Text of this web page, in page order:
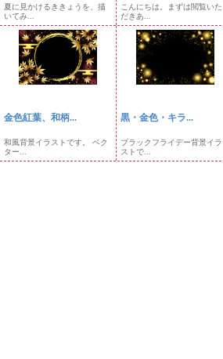
夏に見かけるききょうを、描
いてみ...
こんにちは。まずは閲覧いた
だきあ...
金色紅葉、和柄...
和風背景イラストです。 ベク
ター...
黒・金色・キラ...
ブラックフライデー背景イラ
ストで...